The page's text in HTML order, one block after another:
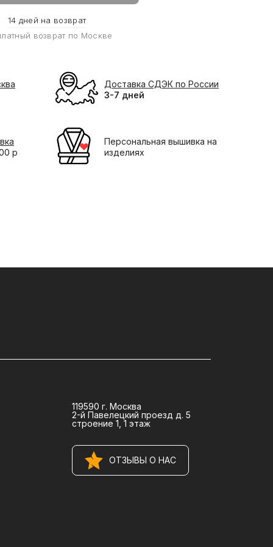
14 дней на возврат
возврат по Москве
Доставка СДЭК по России
3-7 дней
р
Персональная вышивка на
изделиях
119590 г. Москва
2-й Павелецкий проезд д. 5
строение 1, 1 этаж
ОТЗЫВЫ О НАС